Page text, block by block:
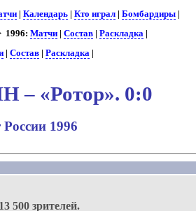
|Календарь |Кто играл |Бомбардиры
1996:Матчи |Состав |Раскладка |
|Состав |Раскладка |
– «Ротор». 0:0
1996
13 500 зрителей.